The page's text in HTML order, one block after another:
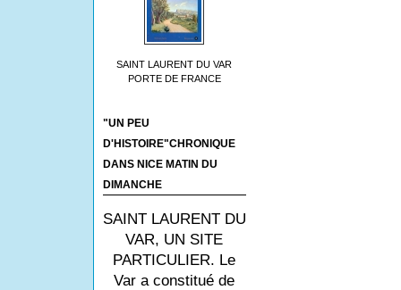
SAINT LAURENT DU VAR
PORTE DE FRANCE
"UN PEU
D'HISTOIRE"CHRONIQUE
DANS NICE MATIN DU
DIMANCHE
SAINT LAURENT DU
VAR, UN SITE
PARTICULIER. Le
Var a constitué de